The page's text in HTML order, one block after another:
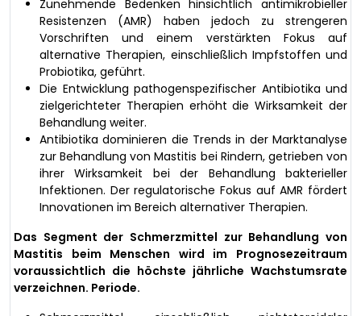
Zunehmende Bedenken hinsichtlich antimikrobieller
Resistenzen (AMR) haben jedoch zu strengeren
Vorschriften und einem verstärkten Fokus auf
alternative Therapien, einschließlich Impfstoffen und
Probiotika, geführt.
Die Entwicklung pathogenspezifischer Antibiotika und
zielgerichteter Therapien erhöht die Wirksamkeit der
Behandlung weiter.
Antibiotika dominieren die Trends in der Marktanalyse
zur Behandlung von Mastitis bei Rindern, getrieben von
ihrer Wirksamkeit bei der Behandlung bakterieller
Infektionen. Der regulatorische Fokus auf AMR fördert
Innovationen im Bereich alternativer Therapien.
Das Segment der Schmerzmittel zur Behandlung von
Mastitis beim Menschen wird im Prognosezeitraum
voraussichtlich die höchste jährliche Wachstumsrate
verzeichnen. Periode.